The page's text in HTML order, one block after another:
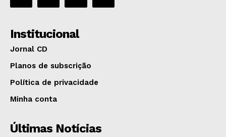
Institucional
Jornal CD
Planos de subscrição
Política de privacidade
Minha conta
Últimas Notícias